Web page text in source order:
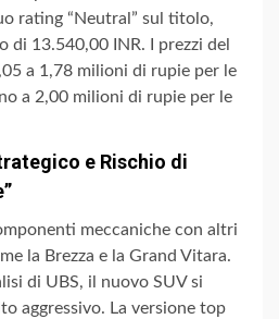
rating “Neutral” sul titolo,
di 13.540,00 INR. I prezzi del
a 1,78 milioni di rupie per le
a 2,00 milioni di rupie per le
e Rischio di
meccaniche con altri
la Brezza e la Grand Vitara.
di UBS, il nuovo SUV si
aggressivo. La versione top